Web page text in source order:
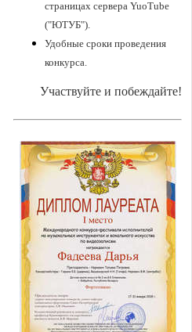
страницах сервера YuoTube
("ЮТУБ").
Удобные сроки проведения
конкурса.
Участвуйте и побеждайте!